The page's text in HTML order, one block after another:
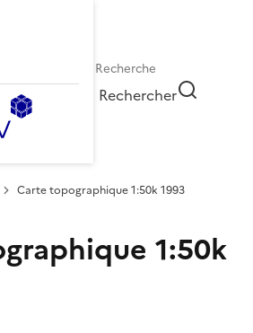
Rechercher
Carte topographique 1:50k 1993
1:50k